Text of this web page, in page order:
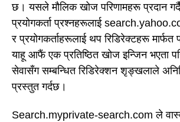
छ। यसले मौलिक खोज परिणामहरू प्रदान
प्रयोगकर्ता प्रश्नहरूलाई
र प्रयोगकर्ताहरूलाई थप रिडिरेक्टहरू
याहू आफैं एक प्रतिष्ठित खोज इन्जिन भएता
सेवासँग सम्बन्धित रिडिरेक्शन शृङ्खलाले
प्रस्तुत गर्दछ।
Search.myprivate-search.com ले